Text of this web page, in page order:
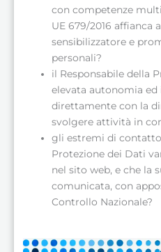
con competenze
UE 679/2016 affianca
sensibilizzatore e
personali?
il Responsabile della
elevata autonomia ed
direttamente con la
svolgere attività in
gli estremi di contatto
Protezione dei Dati
nel sito web, e che la
comunicata, con
Controllo Nazionale?